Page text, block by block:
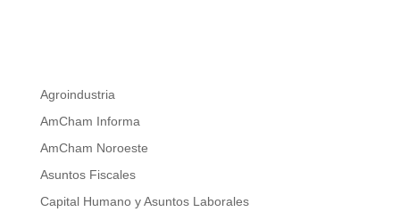
Agroindustria
AmCham Informa
AmCham Noroeste
Asuntos Fiscales
Capital Humano y Asuntos Laborales